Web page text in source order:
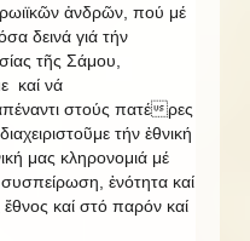
ἀνδρῶν, πού μέ
δεινά γιά τήν
τῆς Σάμου,
καί νά
στούς πατέρες
τήν ἐθνική
μας κληρονομιά μέ
συσπείρωση, ἑνότητα καί
καί στό παρόν καί